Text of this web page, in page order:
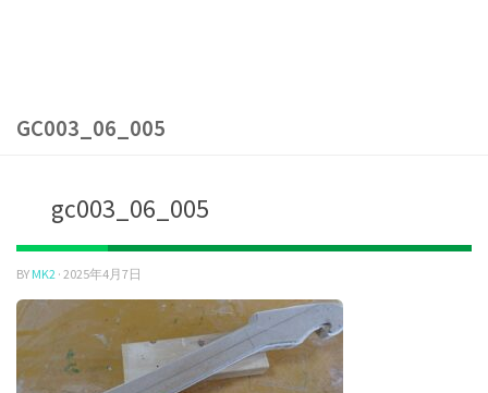
GC003_06_005
gc003_06_005
BY MK2 · 2025年4月7日